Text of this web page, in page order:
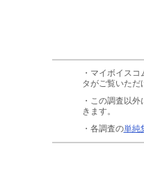
・マイボイス
タがご覧いただ
・この調査以
きます。
・各調査の単純